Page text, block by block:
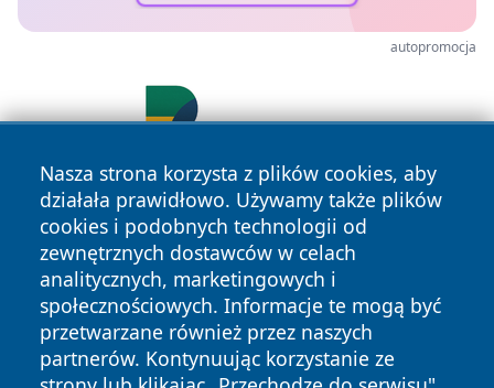
autopromocja
Nasza strona korzysta z plików cookies, aby
działała prawidłowo. Używamy także plików
cookies i podobnych technologii od
zewnętrznych dostawców w celach
analitycznych, marketingowych i
społecznościowych. Informacje te mogą być
przetwarzane również przez naszych
partnerów. Kontynuując korzystanie ze
Copyright © 2026 zywieconline.pl Wszystkie prawa
zastrzeżone.